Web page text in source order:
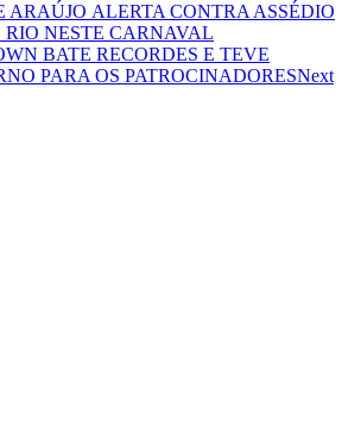
ALERTA CONTRA ASSÉDIO
NESTE CARNAVAL
BATE RECORDES E TEVE
PARA OS PATROCINADORESNext